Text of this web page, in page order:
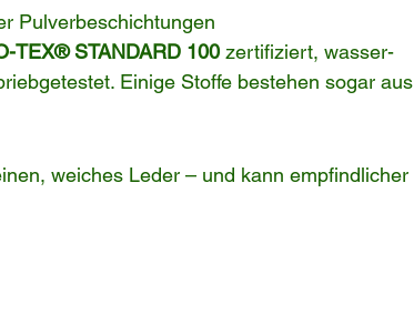
Pulverbeschichtungen
TEX® STANDARD 100 zertifiziert, wasser-
Einige Stoffe bestehen sogar aus
weiches Leder – und kann empfindlicher